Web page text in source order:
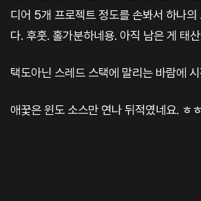
디어 5개 프로젝트 정도를 손봐서 하나의
다. 후훗. 홀가분하네용. 아직 남은 게 태
택도아닌 스레드 스택에 말리는 바람에
애꿏은 윈도 소스만 연나 뒤적였네요. ㅎㅎ